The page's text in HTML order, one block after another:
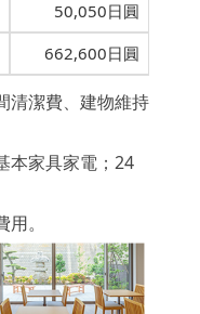
50,050日圓
662,600日圓
清潔費、建物維持
本家具家電；24
。